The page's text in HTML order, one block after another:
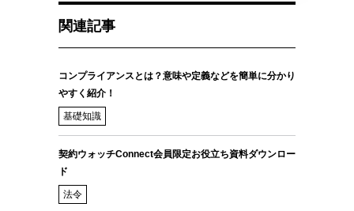
関連記事
コンプライアンスとは？意味や定義などを簡単に分かり
やすく紹介！
基礎知識
契約ウォッチConnect会員限定お役立ち資料ダウンロー
ド
法令